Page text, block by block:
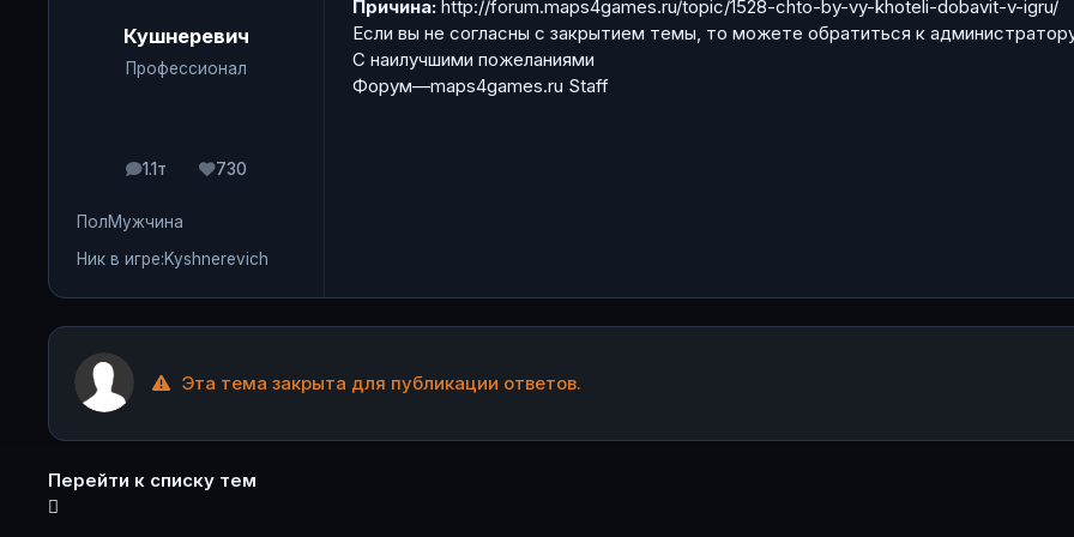
Кушнеревич
Профессионал
1.1т
сообщения
730
Репутация
ПолМужчина
Ник в игре:Kyshnerevich
Причина: http://forum.maps4games.ru/topic/1528-chto-by-vy-khoteli-dobavit-v-igru/
Если вы не согласны с закрытием темы, то можете обратиться к
С наилучшими пожеланиями
Форум—maps4games.ru Staff
Эта тема закрыта для публикации ответов.
Перейти к списку тем